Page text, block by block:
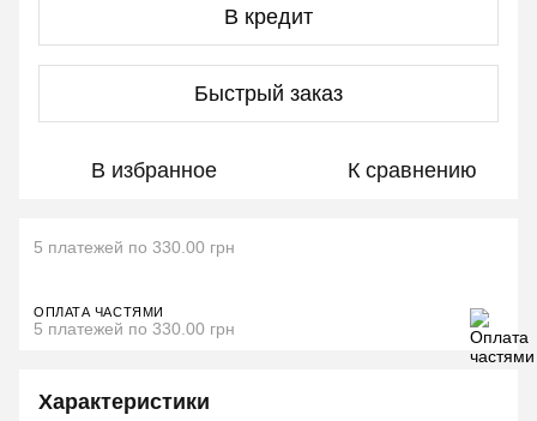
В кредит
Быстрый заказ
В избранное К сравнению
5 платежей по 330.00 грн
ОПЛАТА ЧАСТЯМИ
5 платежей по 330.00 грн
Характеристики